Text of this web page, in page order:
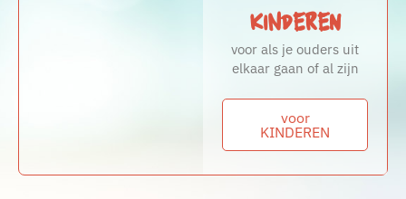
Kinderen
voor als je ouders uit
elkaar gaan of al zijn
voor
KINDEREN